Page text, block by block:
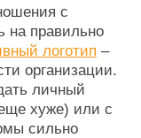
с
на правильно
логотип –
организации.
личный
хуже) или с
сильно